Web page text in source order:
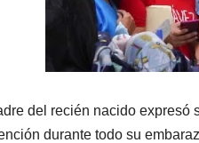
del recién nacido
durante todo su